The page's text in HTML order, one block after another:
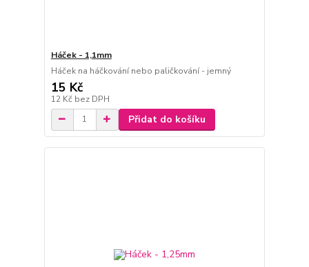
Háček - 1,1mm
Háček na háčkování nebo paličkování - jemný
15 Kč
12 Kč bez DPH
Přidat do košíku